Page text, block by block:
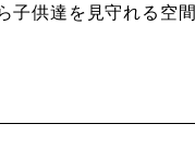
子供達を見守れる空間